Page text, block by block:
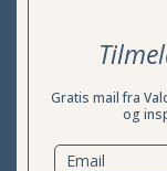
Gratis mail fra
og